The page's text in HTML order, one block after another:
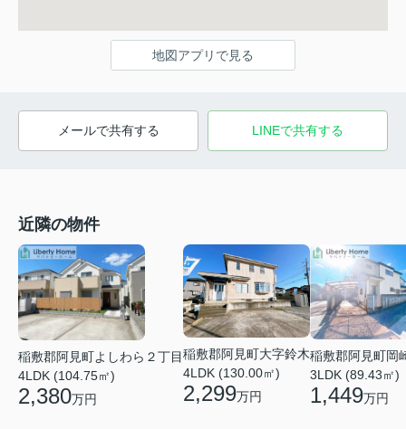
地図アプリで見る
メールで共有する LINEで共有する
近隣の物件
稲敷郡阿見町よしわら２丁目
4LDK (104.75㎡)
2,380万円
稲敷郡阿見町大字鈴木
4LDK (130.00㎡)
2,299万円
稲敷郡阿見町岡
3LDK (89.43㎡)
1,449万円